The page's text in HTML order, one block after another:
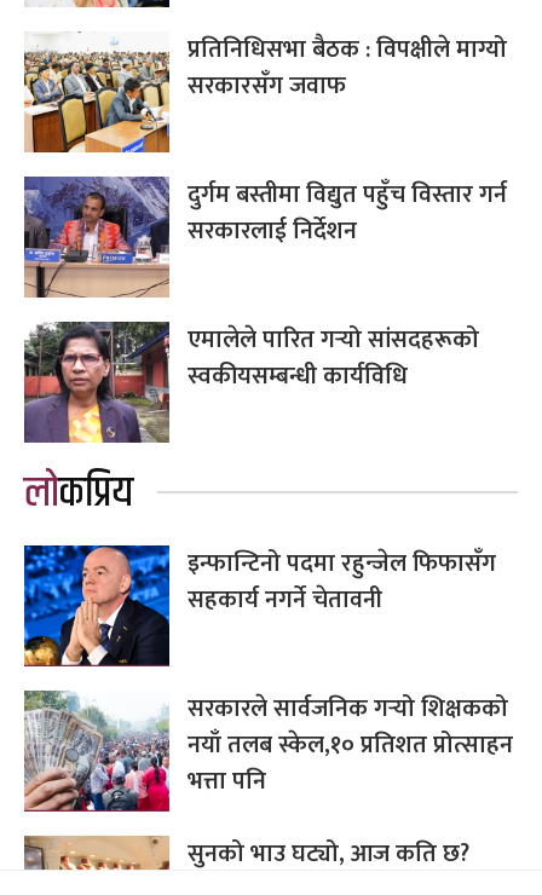
प्रतिनिधिसभा बैठक : विपक्षीले माग्यो
सरकारसँग जवाफ
दुर्गम बस्तीमा विद्युत पहुँच विस्तार गर्न
सरकारलाई निर्देशन
एमालेले पारित गर्‍यो सांसदहरूको
स्वकीयसम्बन्धी कार्यविधि
लोकप्रिय
इन्फान्टिनो पदमा रहुन्जेल फिफासँग
सहकार्य नगर्ने चेतावनी
सरकारले सार्वजनिक गर्‍यो शिक्षकको
नयाँ तलब स्केल,१० प्रतिशत प्रोत्साहन
भत्ता पनि
सुनको भाउ घट्यो, आज कति छ?